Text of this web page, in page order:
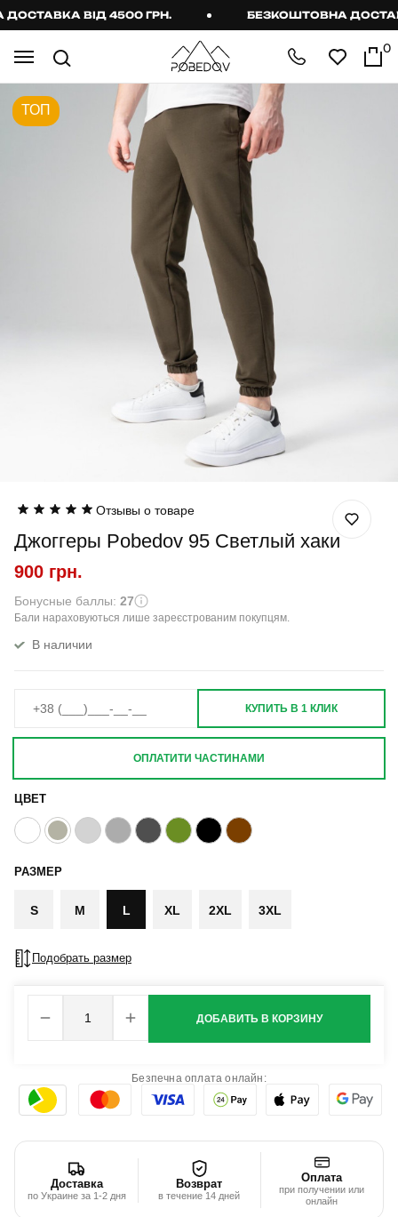
ВІД 4500 ГРН. БЕЗКОШТОВНА
0
ТОП
Отзывы о товаре
Джоггеры Pobedov 95 Светлый хаки
900 грн.
Бонусные баллы: 27
Бали нараховуються лише зареєстрованим покупцям.
В наличии
ЦВЕТ
РАЗМЕР
S M L XL 2XL 3XL
Подобрать размер
ДОБАВИТЬ В КОРЗИНУ
КУПИТЬ В 1 КЛИК
ОПЛАТИТИ ЧАСТИНАМИ
Безпечна оплата онлайн:
Доставка
по Украине за 1-2 дня
Возврат
в течение 14 дней
Оплата
при получении или
онлайн